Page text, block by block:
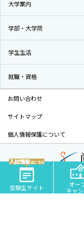
入試情報はこちら
受験生サイト オー
キャ
大学案内
学部・大学院
学生生活
就職・資格
お問い合わせ
サイトマップ
個人情報保護について
尚美学園大学 - 芸術・
COPYRIGHT© SHOBI